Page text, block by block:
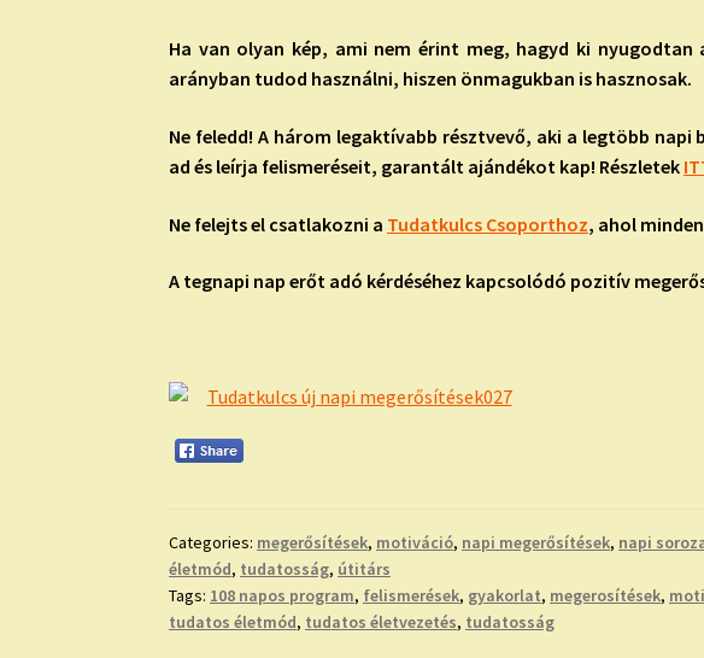
Ha van olyan kép, ami nem érint meg, hagyd ki
arányban tudod használni, hiszen önmagukban is hasznosak.
Ne feledd! A három legaktívabb résztvevő, aki a legtöbb
ad és leírja felismeréseit, garantált ajándékot kap! Részletek
Ne felejts el csatlakozni a Tudatkulcs Csoporthoz, ahol
A tegnapi nap erőt adó kérdéséhez kapcsolódó pozitív
Categories: megerősítések, motiváció, napi megerősítések, napi
életmód, tudatosság, útitárs
Tags: 108 napos program, felismerések, gyakorlat, megerosítések,
tudatos életmód, tudatos életvezetés, tudatosság